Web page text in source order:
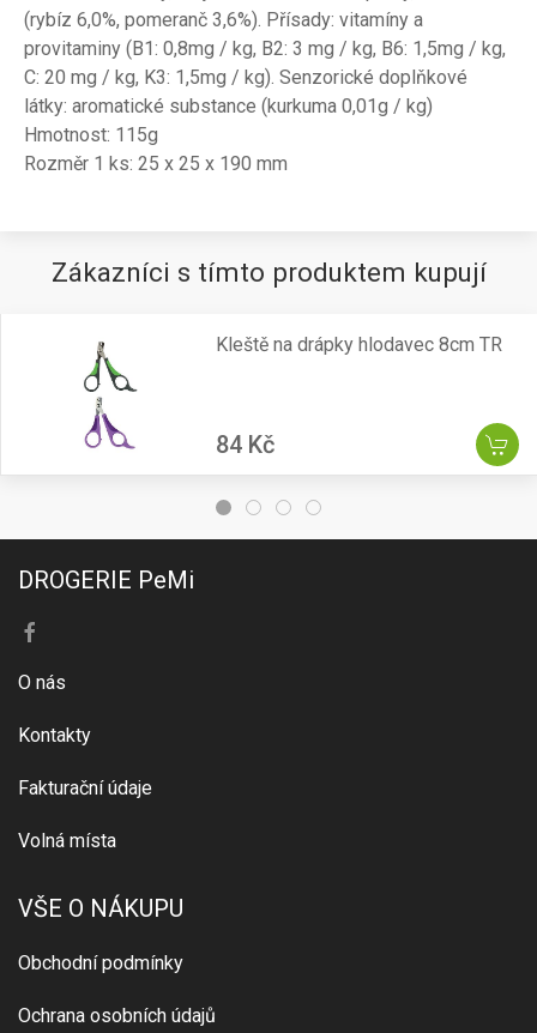
(rybíz 6,0%, pomeranč 3,6%). Přísady: vitamíny a
provitaminy (B1: 0,8mg / kg, B2: 3 mg / kg, B6: 1,5mg / kg,
C: 20 mg / kg, K3: 1,5mg / kg). Senzorické doplňkové
látky: aromatické substance (kurkuma 0,01g / kg)
Hmotnost: 115g
Rozměr 1 ks: 25 x 25 x 190 mm
Zákazníci s tímto produktem kupují
Kleště na drápky hlodavec 8cm TR
84 Kč
DROGERIE PeMi
O nás
Kontakty
Fakturační údaje
Volná místa
VŠE O NÁKUPU
Obchodní podmínky
Ochrana osobních údajů